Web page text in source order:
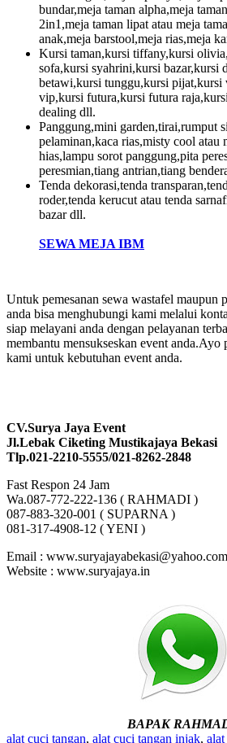
bundar,meja taman alpha,meja
2in1,meja taman lipat atau meja
anak,meja barstool,meja rias,meja
Kursi taman,kursi tiffany,kursi
sofa,kursi syahrini,kursi bazar,kursi
betawi,kursi tunggu,kursi
vip,kursi futura,kursi futura
dealing dll.
Panggung,mini garden,tirai,rumput
pelaminan,kaca rias,misty cool atau
hias,lampu sorot panggung,pita
peresmian,tiang antrian,tiang
Tenda dekorasi,tenda
roder,tenda kerucut atau tenda
bazar dll.
SEWA MEJA IBM
Untuk pemesanan sewa wastafel maupun
anda bisa menghubungi kami melalui
siap melayani anda dengan pelayanan
membantu mensukseskan event anda.Ayo
kami untuk kebutuhan event anda.
CV.Surya Jaya Event
Jl.Lebak Ciketing Mustikajaya Bekasi
Tlp.021-2210-5555/021-8262-2848
Fast Respon 24 Jam
Wa.087-772-222-136 ( RAHMADI )
087-883-320-001 ( SUPARNA )
081-317-4908-12 ( YENI )
Email : www.suryajayabekasi@yahoo.com
Website : www.suryajaya.in
BAPAK
alat cuci tangan, alat cuci tangan injak,